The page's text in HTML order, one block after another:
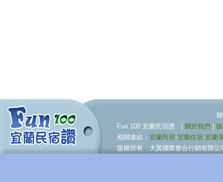
聯合行銷服務伙
Fun 100 宜蘭民宿讚 | 關於我們
相關連結： 宜蘭民宿-宜蘭住宿-宜蘭
版權所有 大翼國際整合行銷有限公